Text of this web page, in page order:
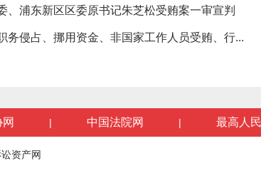
、浦东新区区委原书记朱芝松受贿案一审宣判
务侵占、挪用资金、非国家工作人员受贿、行...
| 中国法院网 | 最高人
资产网